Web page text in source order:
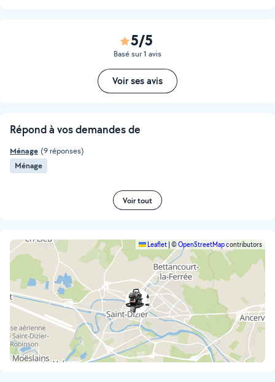
5/5
Basé sur 1 avis
Voir ses avis
Répond à vos demandes de
Ménage (9 réponses)
Ménage
Voir tout
Leaflet ©OpenStreetMapcontributors